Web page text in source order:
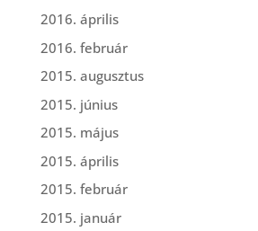
2016. április
2016. február
2015. augusztus
2015. június
2015. május
2015. április
2015. február
2015. január